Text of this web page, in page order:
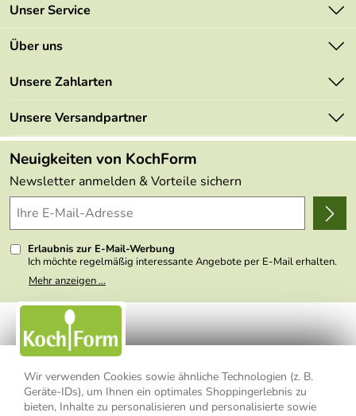
Wir verwenden Cookies sowie ähnliche Technologien (z. B.
Geräte-IDs), um Ihnen ein optimales Shoppingerlebnis zu
bieten, Inhalte zu personalisieren und personalisierte sowie
Unser Service
Kontakt
Mehrwertsteuerfrei
Retourenportal
FAQs
Lieferbedingungen
Delivery Terms
Kundenlogin
Über uns
Marken
Angebote
Made in Germany
Themen
Wir über uns
Presse
Unsere Zahlarten
Unsere Versandpartner
Neuigkeiten von KochForm
Newsletter anmelden & Vorteile sichern
Erlaubnis zur E-Mail-Werbung
Ich möchte regelmäßig interessante Angebote per E-Mail erhalten.
Meine E-Mail-Adresse wird nicht an andere Unternehmen
weitergegeben. Zu statistischen Zwecken wird in anonymer Form
nicht erkennbar, welche konkrete Person geklickt hat. Diese
Einwilligung zur Nutzung meiner E-Mail- Adresse für Werbezwecke
kann ich jederzeit mit Wirkung für die Zukunft widerrufen, indem ich
den Link "Abmelden" am Ende des Newsletters anklicke oder die
Option Newsletter im Mitgliederbereich deaktiviere. Die
Datenschutzerklärung
habe ich zur Kenntnis genommen.
Mehr anzeigen ...
Impressum Datenschutzerklärung AGB